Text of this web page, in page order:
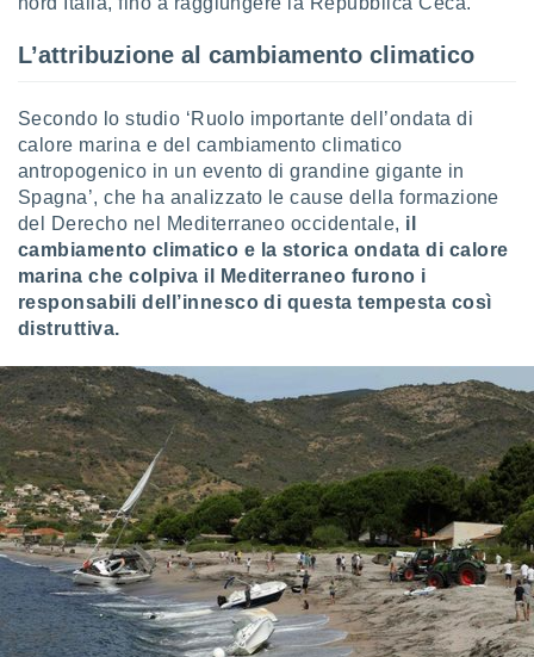
nostri
L’attribuzione al cambiamento climatico
Secondo lo studio ‘Ruolo importante dell’ondata di
calore marina e del cambiamento climatico
antropogenico in un evento di grandine gigante in
Spagna’, che ha analizzato le cause della formazione
del Derecho nel Mediterraneo occidentale, il
cambiamento climatico e la storica ondata di calore
marina che colpiva il Mediterraneo furono i
responsabili dell’innesco di questa tempesta così
distruttiva.